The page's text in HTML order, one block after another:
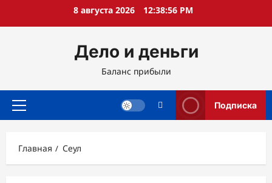
8 августа 2026 12:38:57 PM
Дело и деньги
Баланс прибыли
Основное
Подписка
Главная Сеул